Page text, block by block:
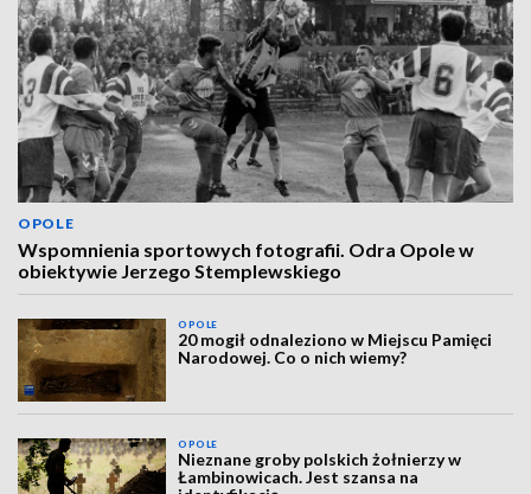
OPOLE
Wspomnienia sportowych fotografii. Odra Opole w
obiektywie Jerzego Stemplewskiego
OPOLE
20 mogił odnaleziono w Miejscu Pamięci
Narodowej. Co o nich wiemy?
OPOLE
Nieznane groby polskich żołnierzy w
Łambinowicach. Jest szansa na